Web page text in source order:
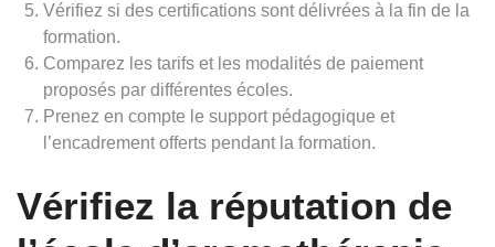
Vérifiez si des certifications sont délivrées à la fin de la
formation.
Comparez les tarifs et les modalités de paiement
proposés par différentes écoles.
Prenez en compte le support pédagogique et
l’encadrement offerts pendant la formation.
Vérifiez la réputation de